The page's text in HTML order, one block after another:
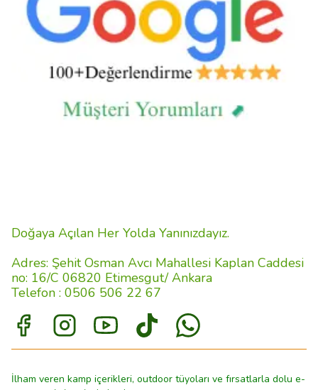
Doğaya Açılan Her Yolda Yanınızdayız.
Adres: Şehit Osman Avcı Mahallesi Kaplan Caddesi
no: 16/C 06820 Etimesgut/ Ankara
Telefon : 0506 506 22 67
İlham veren kamp içerikleri, outdoor tüyoları ve fırsatlarla dolu e-